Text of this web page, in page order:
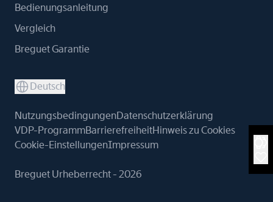
Bedienungsanleitung
Vergleich
Breguet Garantie
Deutsch
NutzungsbedingungenDatenschutzerklärung
VDP-ProgrammBarrierefreiheitHinweis zu Cookies
Cookie-EinstellungenImpressum
Breguet Urheberrecht - 2026